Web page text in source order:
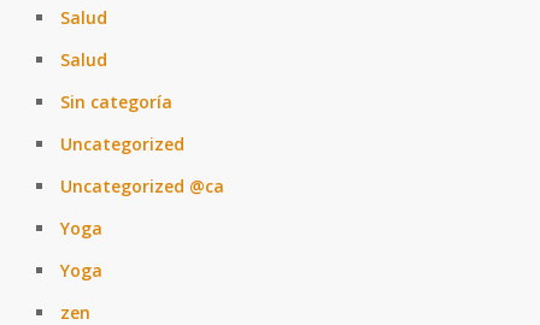
Salud
Salud
Sin categoría
Uncategorized
Uncategorized @ca
Yoga
Yoga
zen